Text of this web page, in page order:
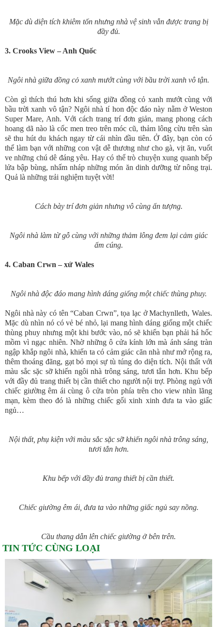
Mặc dù diện tích khiêm tốn nhưng nhà vệ sinh vẫn được trang bị
đầy đủ.
3. Crooks View – Anh Quốc
Ngôi nhà giữa đồng cỏ xanh mướt cùng với bầu trời xanh vô tận.
Còn gì thích thú hơn khi sống giữa đồng cỏ xanh mướt cùng với
bầu trời xanh vô tận? Ngôi nhà tí hon độc đáo này nằm ở Weston
Super Mare, Anh. Với cách trang trí đơn giản, mang phong cách
hoang dã nào là cốc men treo trên móc cũ, thảm lông cừu trên sàn
sẽ thu hút du khách ngay từ cái nhìn đầu tiên. Ở đây, bạn còn có
thể làm bạn với những con vật dễ thương như cho gà, vịt ăn, vuốt
ve những chú dê đáng yêu. Hay có thể trò chuyện xung quanh bếp
lửa bập bùng, nhấm nháp những món ăn dinh dưỡng từ nông trại.
Quả là những trải nghiệm tuyệt vời!
Cách bày trí đơn giản nhưng vô cùng ấn tượng.
Ngôi nhà làm từ gỗ cùng với những thảm lông đem lại cảm giác
ấm cúng.
4. Caban Crwn – xứ Wales
Ngôi nhà độc đáo mang hình dáng giống một chiếc thùng phuy.
Ngôi nhà này có tên “Caban Crwn”, tọa lạc ở Machynlleth, Wales.
Mặc dù nhìn nó có vẻ bé nhỏ, lại mang hình dáng giống một chiếc
thùng phuy nhưng một khi bước vào, nó sẽ khiến bạn phải há hốc
mồm vì ngạc nhiên. Nhờ những ô cửa kính lớn mà ánh sáng tràn
ngập khắp ngôi nhà, khiến ta có cảm giác căn nhà như mở rộng ra,
thêm thoáng đãng, gạt bỏ mọi sự tù túng do diện tích. Nội thất với
màu sắc sặc sỡ khiến ngôi nhà trông sáng, tươi tắn hơn. Khu bếp
với đầy đủ trang thiết bị cần thiết cho người nội trợ. Phòng ngủ với
chiếc giường êm ái cùng ô cửa tròn phía trên cho view nhìn lãng
mạn, kèm theo đó là những chiếc gối xinh xinh đưa ta vào giấc
ngủ…
Nội thất, phụ kiện với màu sắc sặc sỡ khiến ngôi nhà trông sáng,
tươi tắn hơn.
Khu bếp với đầy đủ trang thiết bị cần thiết.
Chiếc giường êm ái, đưa ta vào những giấc ngủ say nồng.
Cầu thang dẫn lên chiếc giường ở bên trên.
TIN TỨC CÙNG LOẠI